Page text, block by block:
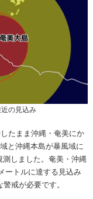
の見込み
たまま沖縄・奄美にか
と沖縄本島が暴風域に
しました。奄美・沖縄
ートルに達する見込み
戒が必要です。